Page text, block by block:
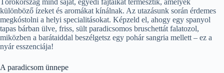
különböző ízeket és aromákat kínálnak. Az utazásunk során érdemes
megkóstolni a helyi specialitásokat. Képzeld el, ahogy egy spanyol
tapas bárban ülve, friss, sült paradicsomos bruschettát falatozol,
miközben a barátaiddal beszélgetsz egy pohár sangria mellett – ez a
nyár esszenciája!
A paradicsom ünnepe